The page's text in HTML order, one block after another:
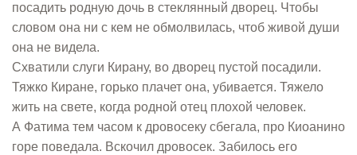
посадить родную дочь в стеклянный дворец. Чтобы
словом она ни с кем не обмолвилась, чтоб живой души
она не видела.
Схватили слуги Кирану, во дворец пустой посадили.
Тяжко Киране, горько плачет она, убивается. Тяжело
жить на свете, когда родной отец плохой человек.
А Фатима тем часом к дровосеку сбегала, про Киоанино
горе поведала. Вскочил дровосек. Забилось его